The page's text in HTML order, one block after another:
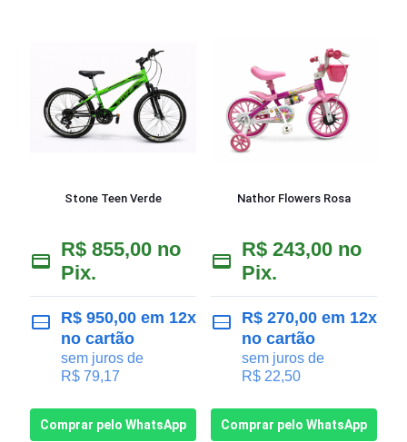
Stone Teen Verde
R$ 855,00 no
Pix.
R$ 950,00 em 12x
no cartão
sem juros de
R$ 79,17
Comprar pelo WhatsApp
Nathor Flowers Rosa
R$243,00 no
Pix.
R$270,00em 12x
no cartão
sem juros de
R$22,50
Comprar pelo WhatsApp